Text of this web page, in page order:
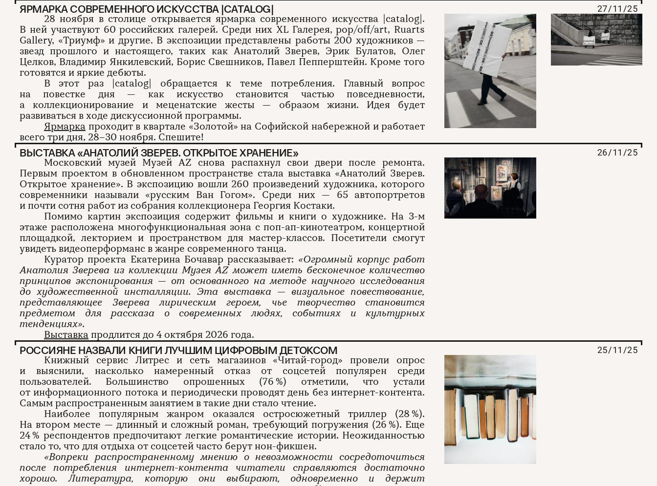
ЯРМАРКА СОВРЕМЕННОГО ИСКУССТВА |CATALOG| 27/11/25
28 ноября в столице открывается ярмарка современного искусства |catalog|.
В ней участвуют 60 российских галерей. Среди них XL Галерея, pop/off/art, Ruarts
Gallery, «Триумф» и другие. В экспозиции представлены работы 200 художников —
звезд прошлого и настоящего, таких как Анатолий Зверев, Эрик Булатов, Олег
Целков, Владимир Янкилевский, Борис Свешников, Павел Пепперштейн. Кроме того
готовятся и яркие дебюты.
В этот раз |catalog| обращается к теме потребления. Главный вопрос
на повестке дня — как искусство становится частью повседневности,
а коллекционирование и меценатские жесты — образом жизни. Идея будет
развиваться в ходе дискуссионной программы.
Ярмарка проходит в квартале «Золотой» на Софийской набережной и работает
всего три дня, 28–30 ноября. Спешите!
ВЫСТАВКА «АНАТОЛИЙ ЗВЕРЕВ. ОТКРЫТОЕ ХРАНЕНИЕ» 26/11/25
Московский музей Музей AZ снова распахнул свои двери после ремонта.
Первым проектом в обновленном пространстве стала выставка «Анатолий Зверев.
Открытое хранение». В экспозицию вошли 260 произведений художника, которого
современники называли «русским Ван Гогом». Среди них — 65 автопортретов
и почти сотня работ из собрания коллекционера Георгия Костаки.
Помимо картин экспозиция содержит фильмы и книги о художнике. На 3-м
этаже расположена многофункциональная зона с поп-ап-кинотеатром, концертной
площадкой, лекторием и пространством для мастер-классов. Посетители смогут
увидеть видеоперформанс в жанре современного танца.
Куратор проекта Екатерина Бочавар рассказывает: «Огромный корпус работ
Анатолия Зверева из коллекции Музея AZ может иметь бесконечное количество
принципов экспонирования — от основанного на методе научного исследования
до художественной инсталляции. Эта выставка — визуальное повествование,
представляющее Зверева лирическим героем, чье творчество становится
предметом для рассказа о современных людях, событиях и культурных
тенденциях».
Выставка продлится до 4 октября 2026 года.
РОССИЯНЕ НАЗВАЛИ КНИГИ ЛУЧШИМ ЦИФРОВЫМ ДЕТОКСОМ 25/11/25
Книжный сервис Литрес и сеть магазинов «Читай-город» провели опрос
и выяснили, насколько намеренный отказ от соцсетей популярен среди
пользователей. Большинство опрошенных (76 %) отметили, что устали
от информационного потока и периодически проводят день без интернет-контента.
Самым распространенным занятием в такие дни стало чтение.
Наиболее популярным жанром оказался остросюжетный триллер (28 %).
На втором месте — длинный и сложный роман, требующий погружения (26 %). Еще
24 % респондентов предпочитают легкие романтические истории. Неожиданностью
стало то, что для отдыха от соцсетей часто берут нон-фикшен.
«Вопреки распространенному мнению о невозможности сосредоточиться
после потребления интернет-контента читатели справляются достаточно
хорошо. Литература, которую они выбирают, одновременно и держит